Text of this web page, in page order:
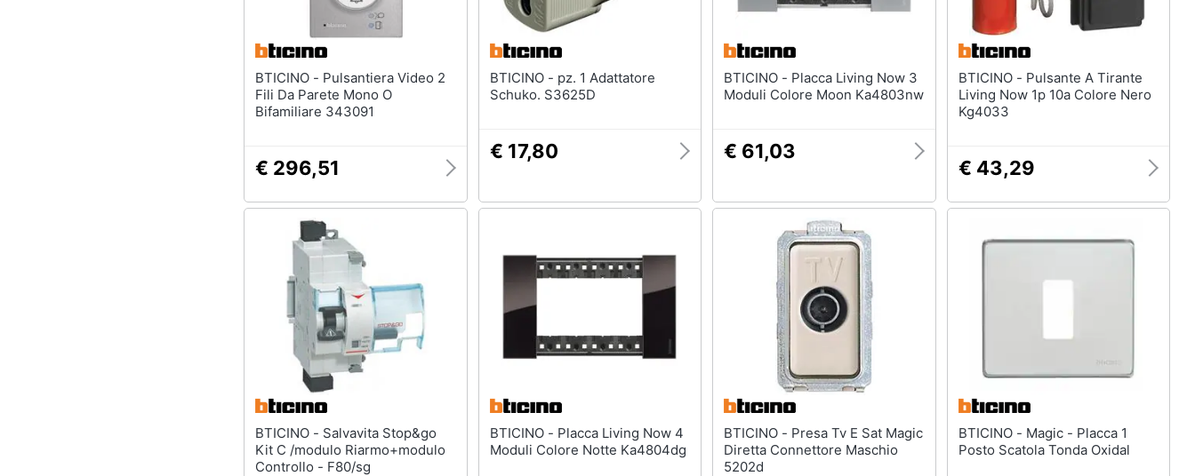
BTICINO - Pulsantiera Video 2
Fili Da Parete Mono O
Bifamiliare 343091
€ 296,51
BTICINO - pz. 1 Adattatore
Schuko. S3625D
€ 17,80
BTICINO - Placca Living Now 3
Moduli Colore Moon Ka4803nw
€ 61,03
BTICINO - Pulsante A Tirante
Living Now 1p 10a Colore Nero
Kg4033
€ 43,29
BTICINO - Salvavita Stop&go
Kit C /modulo Riarmo+modulo
Controllo - F80/sg
BTICINO - Placca Living Now 4
Moduli Colore Notte Ka4804dg
BTICINO - Presa Tv E Sat Magic
Diretta Connettore Maschio
5202d
BTICINO - Magic - Placca 1
Posto Scatola Tonda Oxidal